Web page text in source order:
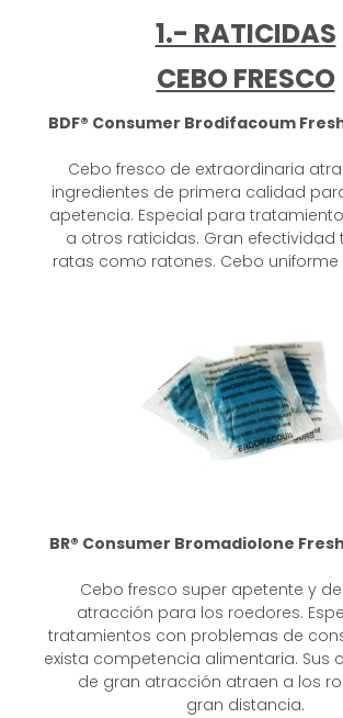
1.- RATICIDAS
CEBO FRESCO
BDF® Consumer Brodifacoum
Cebo fresco de extraordinaria
ingredientes de primera calidad
apetencia. Especial para
a otros raticidas. Gran efectividad
ratas como ratones. Cebo
BR® Consumer Bromadiolone
Cebo fresco super apetente y
atracción para los roedores.
tratamientos con problemas de
exista competencia alimentaria. Sus
de gran atracción atraen a los
gran distancia.